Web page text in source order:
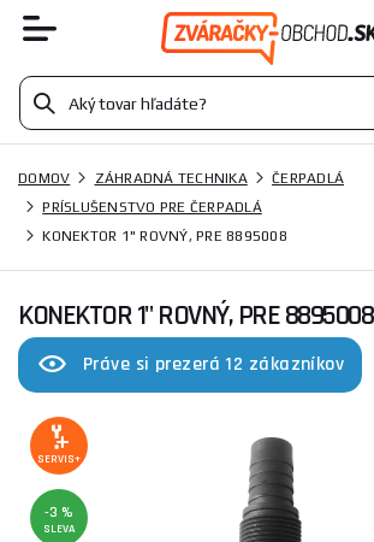
DOMOV ZÁHRADNÁ TECHNIKA
ČERPADLÁ
PRÍSLUŠENSTVO PRE ČERPADLÁ
KONEKTOR 1" ROVNÝ, PRE 8895008
KONEKTOR 1" ROVNÝ, PRE 8895008
Práve si prezerá 12 zákazníkov
SERVIS+
-3 %
SLEVA